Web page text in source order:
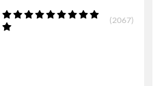
(2067)